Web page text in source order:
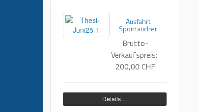
Ausfahrt
Sporttaucher
Brutto-
Verkaufspreis:
200,00 CHF
Details…